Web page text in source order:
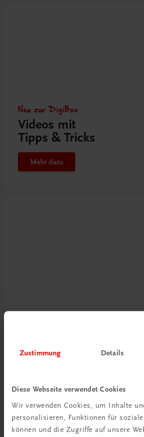
Zustimmung Details
Diese Webseite verwendet Cookies
Wir verwenden Cookies, um Inhalte
personalisieren, Funktionen für
können und die Zugriffe auf unsere
Neu zur DigiBox
Videos mit
Tipps & Tricks
Mehr dazu
Schon entdeckt?
Mehr dazu